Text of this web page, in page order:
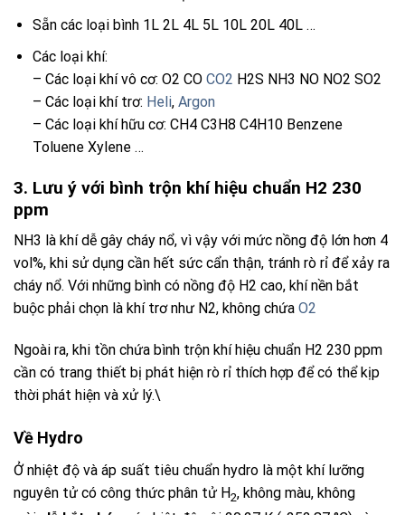
Sẵn các loại bình 1L 2L 4L 5L 10L 20L 40L …
Các loại khí:
– Các loại khí vô cơ: O2 CO CO2 H2S NH3 NO NO2 SO2
– Các loại khí trơ: Heli, Argon
– Các loại khí hữu cơ: CH4 C3H8 C4H10 Benzene
Toluene Xylene …
3. Lưu ý với bình trộn khí hiệu chuẩn H2 230
ppm
NH3 là khí dễ gây cháy nổ, vì vậy với mức nồng độ lớn hơn 4
vol%, khi sử dụng cần hết sức cẩn thận, tránh rò rỉ để xảy ra
cháy nổ. Với những bình có nồng độ H2 cao, khí nền bắt
buộc phải chọn là khí trơ như N2, không chứa O2
Ngoài ra, khi tồn chứa bình trộn khí hiệu chuẩn H2 230 ppm
cần có trang thiết bị phát hiện rò rỉ thích hợp để có thể kịp
thời phát hiện và xử lý.\
Về Hydro
Ở nhiệt độ và áp suất tiêu chuẩn hydro là một khí lưỡng
nguyên tử có công thức phân tử H2, không màu, không